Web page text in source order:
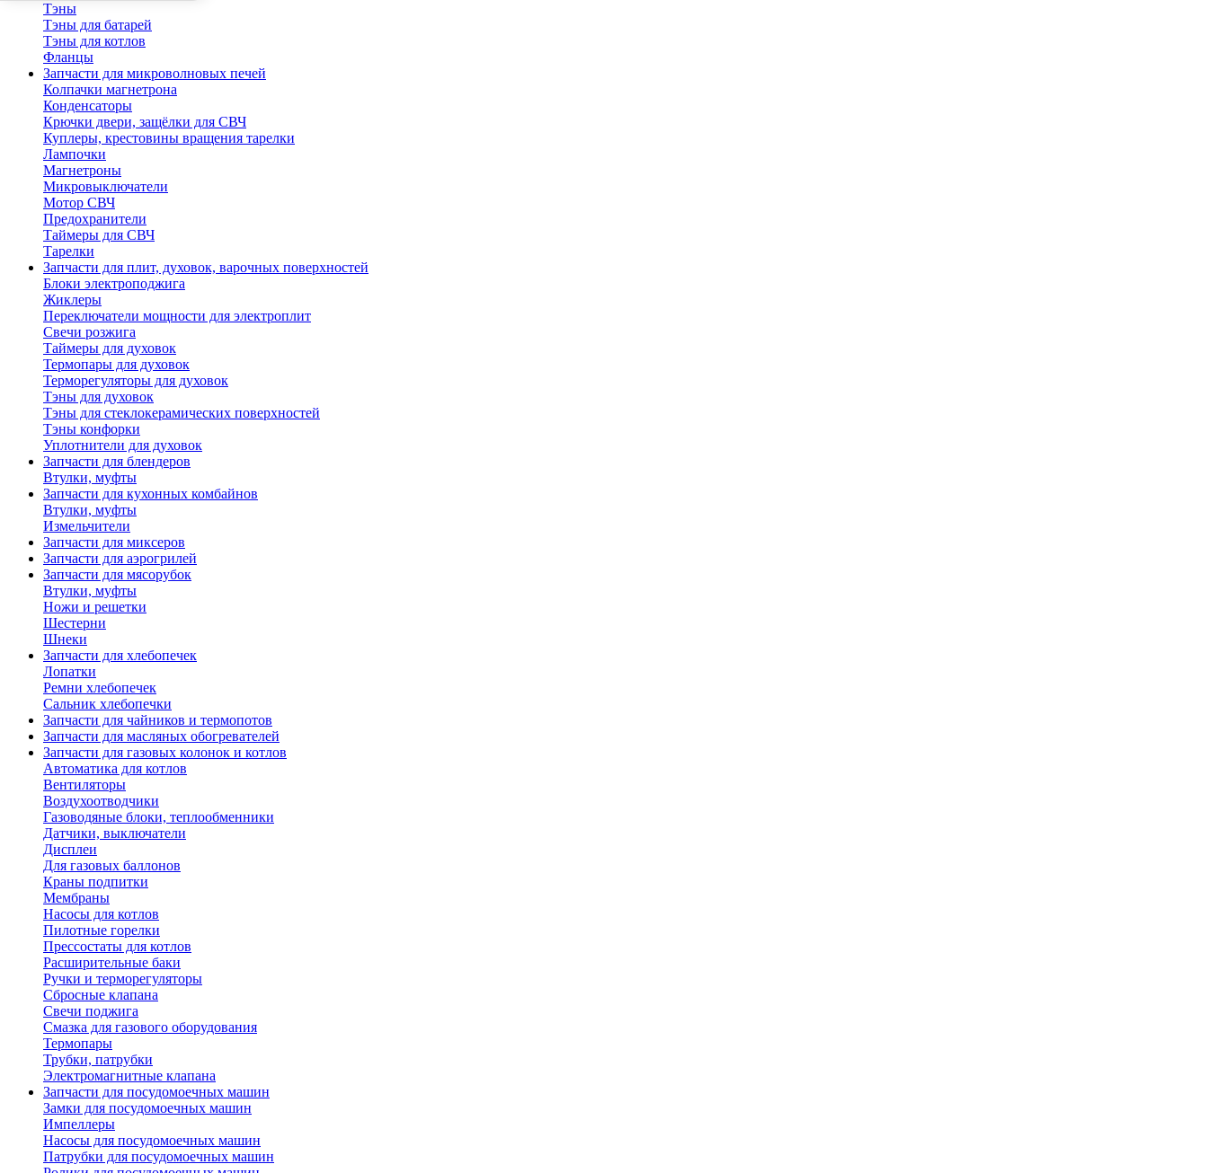
Тэны
Тэны для батарей
Тэны для котлов
Фланцы
Запчасти для микроволновых печей
Колпачки магнетрона
Конденсаторы
Крючки двери, защёлки для СВЧ
Куплеры, крестовины вращения тарелки
Лампочки
Магнетроны
Микровыключатели
Мотор СВЧ
Предохранители
Таймеры для СВЧ
Тарелки
Запчасти для плит, духовок, варочных поверхностей
Блоки электроподжига
Жиклеры
Переключатели мощности для электроплит
Свечи розжига
Таймеры для духовок
Термопары для духовок
Терморегуляторы для духовок
Тэны для духовок
Тэны для стеклокерамических поверхностей
Тэны конфорки
Уплотнители для духовок
Запчасти для блендеров
Втулки, муфты
Запчасти для кухонных комбайнов
Втулки, муфты
Измельчители
Запчасти для миксеров
Запчасти для аэрогрилей
Запчасти для мясорубок
Втулки, муфты
Ножи и решетки
Шестерни
Шнеки
Запчасти для хлебопечек
Лопатки
Ремни хлебопечек
Сальник хлебопечки
Запчасти для чайников и термопотов
Запчасти для масляных обогревателей
Запчасти для газовых колонок и котлов
Автоматика для котлов
Вентиляторы
Воздухоотводчики
Газоводяные блоки, теплообменники
Датчики, выключатели
Дисплеи
Для газовых баллонов
Краны подпитки
Мембраны
Насосы для котлов
Пилотные горелки
Прессостаты для котлов
Расширительные баки
Ручки и терморегуляторы
Сбросные клапана
Свечи поджига
Смазка для газового оборудования
Термопары
Трубки, патрубки
Электромагнитные клапана
Запчасти для посудомоечных машин
Замки для посудомоечных машин
Импеллеры
Насосы для посудомоечных машин
Патрубки для посудомоечных машин